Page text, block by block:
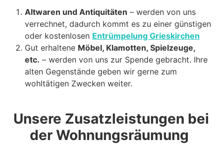
Altwaren und Antiquitäten – werden von uns
verrechnet, dadurch kommt es zu einer günstigen
oder kostenlosen Entrümpelung Grieskirchen
Gut erhaltene Möbel, Klamotten, Spielzeuge,
etc. – werden von uns zur Spende gebracht. Ihre
alten Gegenstände geben wir gerne zum
wohltätigen Zwecken weiter.
Unsere Zusatzleistungen bei
der Wohnungsräumung